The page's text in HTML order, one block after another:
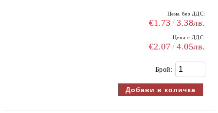
Цена без ДДС:
€1.73 3.38лв.
Цена с ДДС:
€2.07 4.05лв.
Брой: